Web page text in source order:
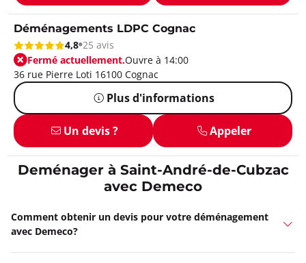
Déménagements LDPC Cognac
4,8 25 avis
Fermé actuellement.Ouvre à 14:00
36 rue Pierre Loti 16100 Cognac
Plus d'informations
Un devis ? Appeler
Deménager à Saint-André-de-Cubzac
avec Demeco
Comment obtenir un devis pour votre déménagement
avec Demeco?